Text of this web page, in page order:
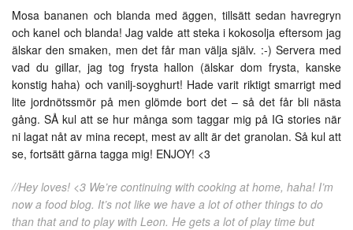
Mosa bananen och blanda med äggen, tillsätt sedan havregryn
och kanel och blanda! Jag valde att steka i kokosolja eftersom jag
älskar den smaken, men det får man välja själv. :-) Servera med
vad du gillar, jag tog frysta hallon (älskar dom frysta, kanske
konstig haha) och vanilj-soyghurt! Hade varit riktigt smarrigt med
lite jordnötssmör på men glömde bort det – så det får bli nästa
gång. SÅ kul att se hur många som taggar mig på IG stories när
ni lagat nåt av mina recept, mest av allt är det granolan. Så kul att
se, fortsätt gärna tagga mig! ENJOY! <3
//Hey loves! <3 We’re continuing with cooking at home, haha! I’m
now a food blog. It’s not like we have a lot of other things to do
than that and to play with Leon. He gets a lot of play time but